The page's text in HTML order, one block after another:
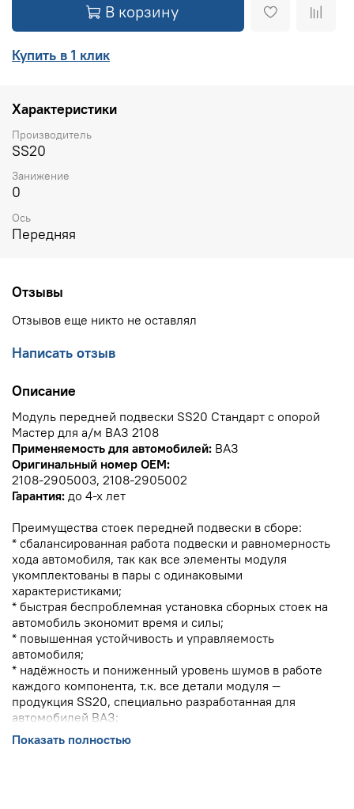
В корзину
Купить в 1 клик
Характеристики
Производитель
SS20
Занижение
0
Ось
Передняя
Отзывы
Отзывов еще никто не оставлял
Написать отзыв
Описание
Модуль передней подвески SS20 Стандарт с опорой
Мастер для а/м ВАЗ 2108
Применяемость для автомобилей: ВАЗ
Оригинальный номер OEM:
2108-2905003, 2108-2905002
Гарантия: до 4-х лет
Преимущества стоек передней подвески в сборе:
* сбалансированная работа подвески и равномерность
хода автомобиля, так как все элементы модуля
укомплектованы в пары с одинаковыми
характеристиками;
* быстрая беспроблемная установка сборных стоек на
автомобиль экономит время и силы;
* повышенная устойчивость и управляемость
автомобиля;
* надёжность и пониженный уровень шумов в работе
каждого компонента, т.к. все детали модуля —
продукция SS20, специально разработанная для
автомобилей ВАЗ;
* повышенный срок эксплуатации комплекта подвески в
сборе.
Показать полностью